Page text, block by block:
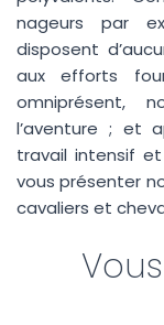
nageurs par
disposent
aux efforts
omniprésent,
l’aventure ; et
travail intensif
vous présenter
cavaliers et
Vous
Données
J'accepte